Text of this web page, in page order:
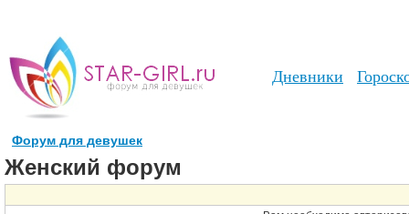
Дневники
Форум для девушек
Женский форум